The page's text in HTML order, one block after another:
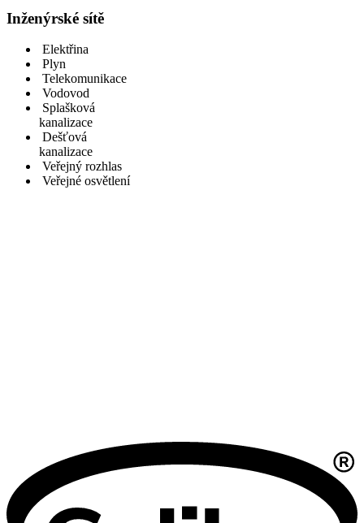
Inženýrské sítě
Elektřina
Plyn
Telekomunikace
Vodovod
Splašková
kanalizace
Dešťová
kanalizace
Veřejný rozhlas
Veřejné osvětlení